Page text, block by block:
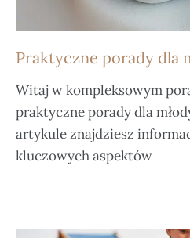
Praktyczne porady dla
Witaj w kompleksowym
praktyczne porady dla
artykule znajdziesz
kluczowych aspektów